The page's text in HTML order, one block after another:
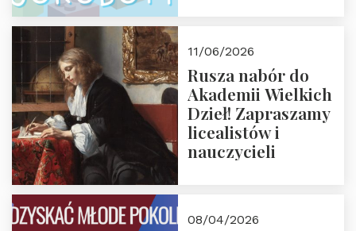
11/06/2026
Rusza nabór do
Akademii Wielkich
Dzieł! Zapraszamy
licealistów i
nauczycieli
08/04/2026